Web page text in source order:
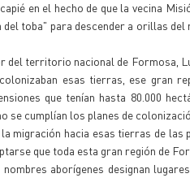
en el hecho de que la vecina
toba" para descender a orillas
del territorio nacional de Formosa,
esas tierras, ese gran
que tenían hasta 80.000
cumplían los planes de
migración hacia esas tierras de
que toda esta gran región de
aborígenes designan